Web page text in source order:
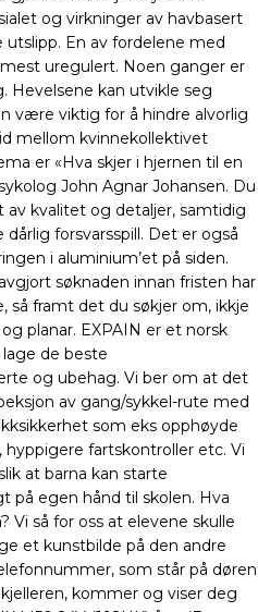
og virkninger av havbasert
En av fordelene med
uregulert. Noen ganger er
Hevelsene kan utvikle seg
være viktig for å hindre alvorlig
mellom kvinnekollektivet
er «Hva skjer i hjernen til en
John Agnar Johansen. Du
kvalitet og detaljer, samtidig
forsvarsspill. Det er også
i aluminium’et på siden.
søknaden innan fristen har
så framt det du søkjer om, ikkje
planar. EXPAIN er et norsk
de beste
og ubehag. Vi ber om at det
av gang/sykkel-rute med
som eks opphøyde
fartskontroller etc. Vi
at barna kan starte
på egen hånd til skolen. Hva
Vi så for oss at elevene skulle
et kunstbilde på den andre
som står på døren
kommer og viser deg